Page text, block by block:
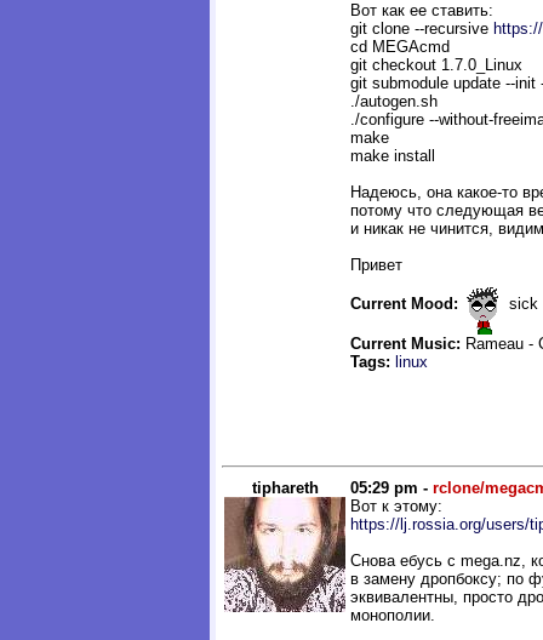
Вот как ее ставить:
git clone --recursive
cd MEGAcmd
git checkout 1.7.0_Linux
git submodule update --init
./autogen.sh
./configure --without-
make
make install
Надеюсь, она какое-то
потому что следующая
и никак не чинится,
Привет
Current Mood: sick
Current Music: Rameau -
Tags: linux
tiphareth 05:29 pm - rclone/
Вот к этому:
https://lj.rossia.org/users/
Снова ебусь с mega.nz,
в замену дропбоксу; по
эквивалентны, просто
монополии.